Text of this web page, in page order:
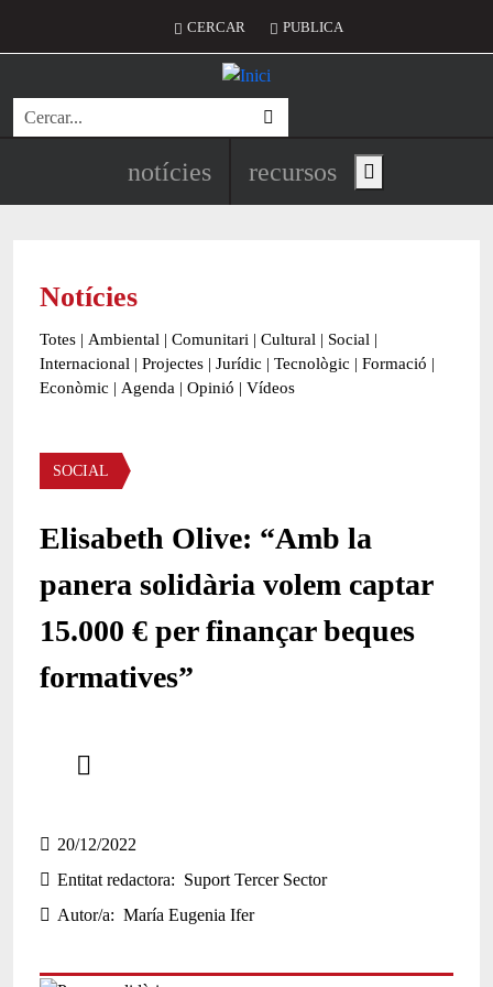
Menú del compte d'usuari
CERCAR PUBLICA
Cerca
Navegació principal de
notícies recursos Show main menu
Notícies
Totes | Ambiental | Comunitari | Cultural | Social |
Internacional | Projectes | Jurídic | Tecnològic | Formació |
Econòmic | Agenda | Opinió | Vídeos
Àmbit de la notícia
SOCIAL
Elisabeth Olive: “Amb la
panera solidària volem captar
15.000 € per finançar beques
formatives”
20/12/2022
Entitat redactora
Suport Tercer Sector
Autor/a
María Eugenia Ifer